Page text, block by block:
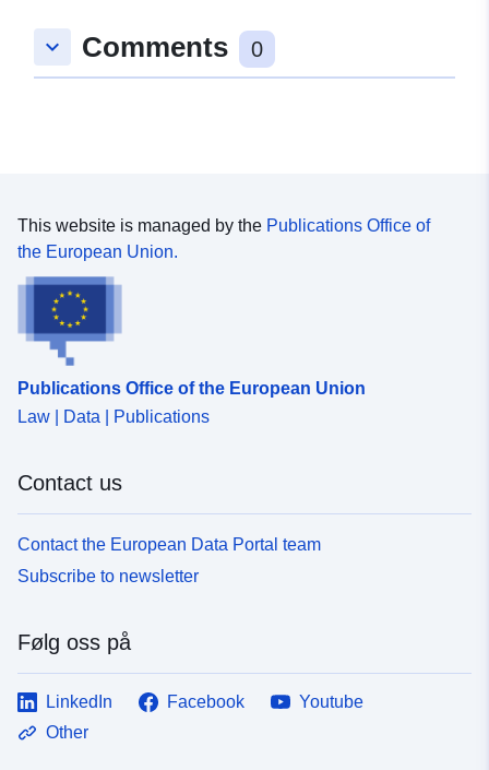
keyboard_arrow_down Comments 0
This website is managed by the Publications Office of
the European Union.
Publications Office of the European Union
Law | Data | Publications
Contact us
Contact the European Data Portal team
Subscribe to newsletter
Følg oss på
LinkedIn Facebook
Youtube
Other